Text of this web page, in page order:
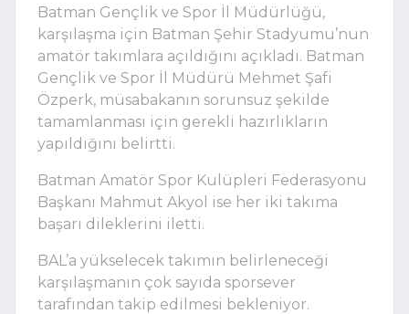
Batman Gençlik ve Spor İl Müdürlüğü,
karşılaşma için Batman Şehir Stadyumu’nun
amatör takımlara açıldığını açıkladı. Batman
Gençlik ve Spor İl Müdürü Mehmet Şafi
Özperk, müsabakanın sorunsuz şekilde
tamamlanması için gerekli hazırlıkların
yapıldığını belirtti.
Batman Amatör Spor Kulüpleri Federasyonu
Başkanı Mahmut Akyol ise her iki takıma
başarı dileklerini iletti.
BAL’a yükselecek takımın belirleneceği
karşılaşmanın çok sayıda sporsever
tarafından takip edilmesi bekleniyor.